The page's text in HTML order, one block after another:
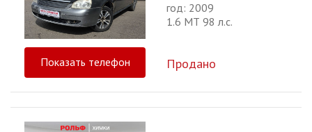
год: 2009
1.6 МТ 98 л.с.
Показать телефон Продано